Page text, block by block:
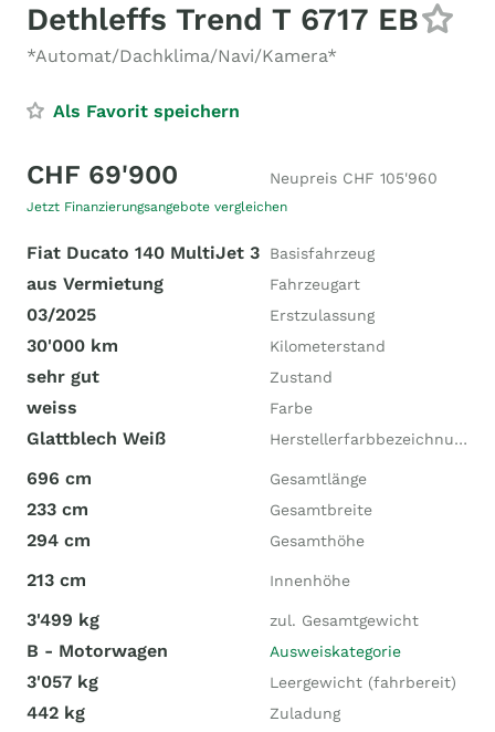
Dethleffs Trend T 6717 EB
*Automat/Dachklima/Navi/Kamera*
Als Favorit speichern
CHF 69'900 Neupreis CHF 105'960
Jetzt Finanzierungsangebote vergleichen
Fiat Ducato 140 MultiJet 3 Basisfahrzeug
aus Vermietung Fahrzeugart
03/2025 Erstzulassung
30'000 km Kilometerstand
sehr gut Zustand
weiss Farbe
Glattblech Weiß Herstellerfarbbezeichnung
696 cm Gesamtlänge
233 cm Gesamtbreite
294 cm Gesamthöhe
213 cm Innenhöhe
3'499 kg zul. Gesamtgewicht
B - Motorwagen Ausweiskategorie
3'057 kg Leergewicht (fahrbereit)
442 kg Zuladung